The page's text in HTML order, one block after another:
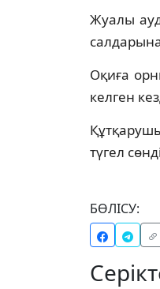
Жуалы
Оқиға
келген
түгел
БӨЛІСУ: